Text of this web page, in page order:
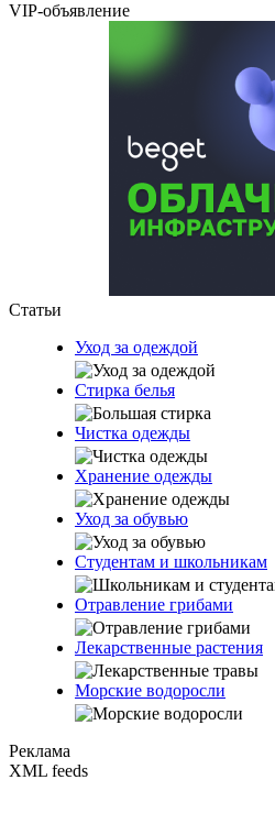
VIP-объявление
Статьи
Уход за одеждой
Стирка белья
Чистка одежды
Хранение одежды
Уход за обувью
Студентам и школьникам
Отравление грибами
Лекарственные растения
Морские водоросли
Реклама
XML feeds